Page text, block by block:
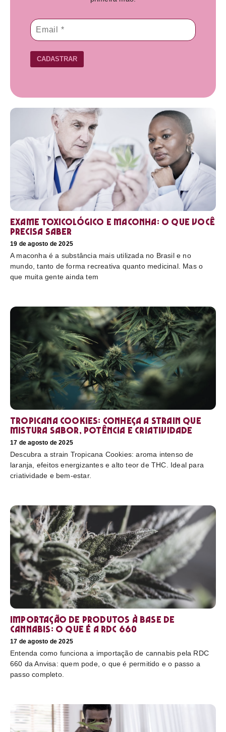
CADASTRAR
Exame toxicológico e maconha: o que você
precisa saber
19 de agosto de 2025
A maconha é a substância mais utilizada no Brasil e no
mundo, tanto de forma recreativa quanto medicinal. Mas o
que muita gente ainda tem
Tropicana Cookies: conheça a strain que
mistura sabor, potência e criatividade
17 de agosto de 2025
Descubra a strain Tropicana Cookies: aroma intenso de
laranja, efeitos energizantes e alto teor de THC. Ideal para
criatividade e bem-estar.
Importação de produtos à base de
cannabis: o que é a RDC 660
17 de agosto de 2025
Entenda como funciona a importação de cannabis pela RDC
660 da Anvisa: quem pode, o que é permitido e o passo a
passo completo.